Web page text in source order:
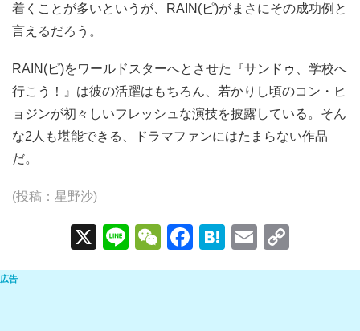
着くことが多いというが、RAIN(ピ)がまさにその成功例と
言えるだろう。
RAIN(ピ)をワールドスターへとさせた『サンドゥ、学校へ
行こう！』は彼の活躍はもちろん、若かりし頃のコン・ヒ
ョジンが初々しいフレッシュな演技を披露している。そん
な2人も堪能できる、ドラマファンにはたまらない作品
だ。
(投稿：星野沙)
X
Li
n
W
e
F
a
H
at
E
m o